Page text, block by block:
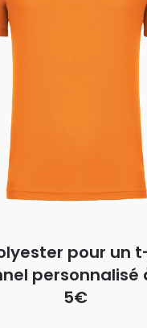
pour un
personnalisé
5€